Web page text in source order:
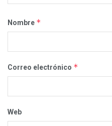
Nombre *
Correo electrónico *
Web